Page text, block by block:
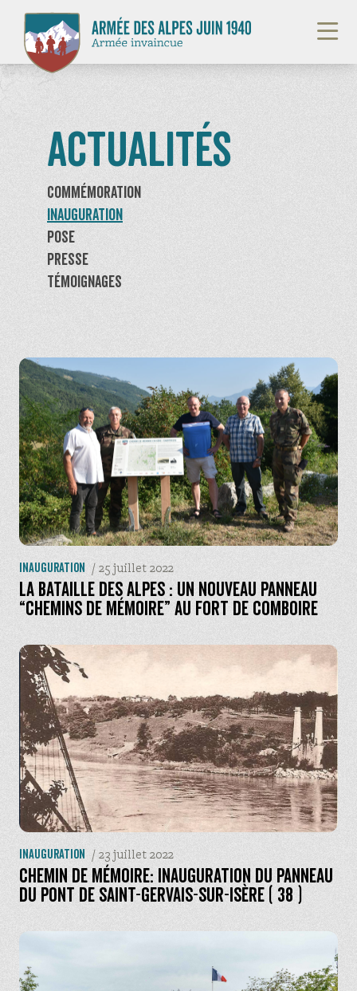
Alpes-Maritimes
Avant Pays Savoyard
Basse vallée de l'Isère ( Drôme )
Haut-Rhône ( Ain et Haute Savoie )
Hautes-Alpes
Maurienne
Pays du Voironnais ( Isère )
Tarentaise ( Savoie )
Histoire
Protagonistes
Matériels
Légendes et glossaire
Découvrir
La Fédération des Soldats de Montagne
Contributeurs, historiens et bibliographie.
Langue :
Introduction
Sites de mémoire
Actualités
Contact
Actualités
Commémoration
Inauguration
Pose
Presse
Témoignages
Inauguration /25 juillet 2022
La Bataille des Alpes : un nouveau panneau
“Chemins de mémoire” au fort de Comboire
Inauguration /23 juillet 2022
Chemin de mémoire: inauguration du panneau
du pont de Saint-Gervais-sur-Isère ( 38 )